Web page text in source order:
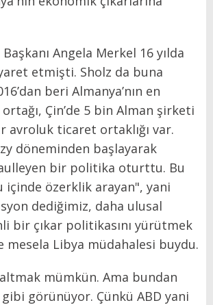
Angela Merkel 16 yılda
etmişti. Sholz da buna
beri Almanya’nın en
Çin’de 5 bin Alman şirketi
avroluk ticaret ortaklığı var.
döneminden başlayarak
bir politika oturttu. Bu
içinde özerklik arayan", yani
dediğimiz, daha ulusal
bir çıkar politikasını yürütmek
Libya müdahalesi buydu.
mümkün. Ama bundan
görünüyor. Çünkü ABD yani